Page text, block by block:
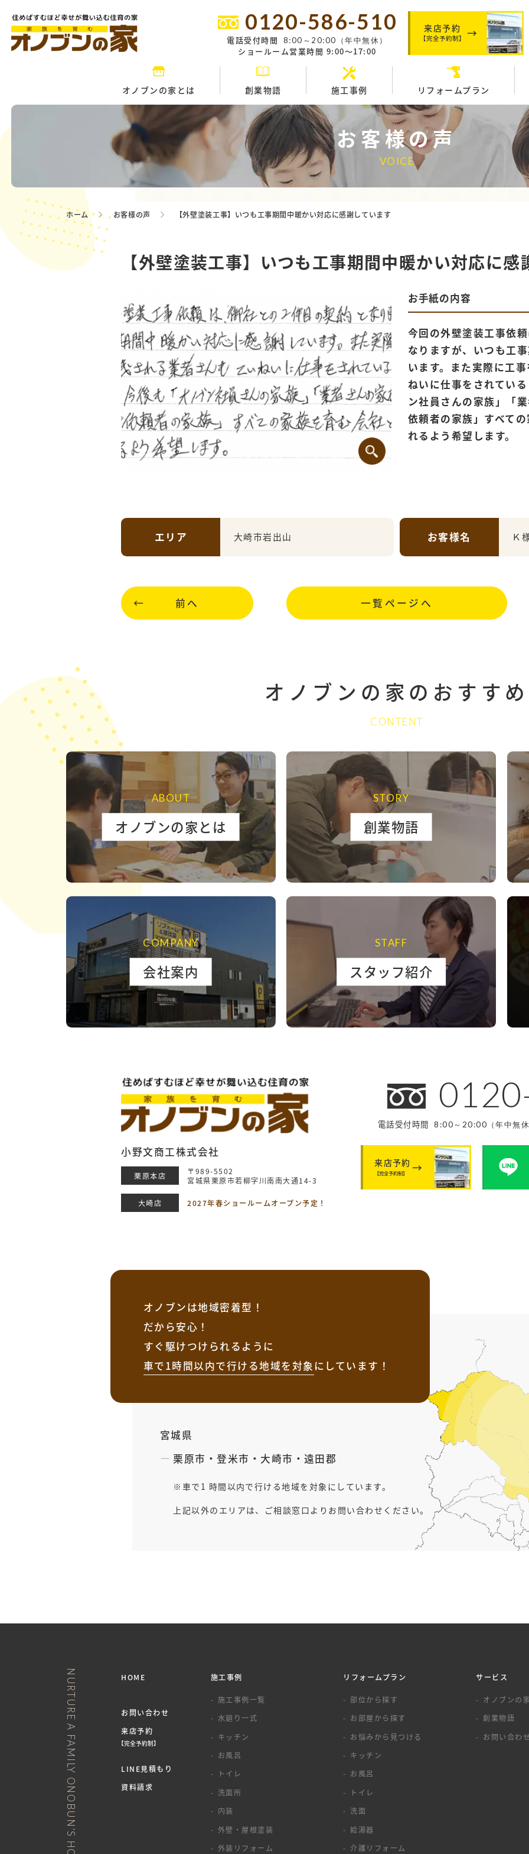
0120-586-510
電話受付時間 8:00～20:00（年中無休）
ショールーム営業時間 9:00～17:00
来店予約
【完全予約制】
オノブンの家とは 創業物語 施工事例 リフォームプラン
お客様の声
VOICE
ホーム お客様の声 【外壁塗装工事】いつも工事期間中暖かい対応に感謝しています
【外壁塗装工事】いつも工事期間中暖かい対応に感
お手紙の内容
今回の外壁塗装工事依
なりますが、いつも工
います。また実際に工
ねいに仕事をされてい
ン社員さんの家族」「
依頼者の家族」すべて
れるよう希望します。
エリア 大崎市岩出山 お客様名 Ｋ
前へ 一覧ページへ
オノブンの家の おすすめ
CONTENT
ABOUT
オノブンの家とは
STORY
創業物語
COMPANY
会社案内
STAFF
スタッフ紹介
小野文商工株式会社
栗原本店
〒989-5502
宮城県栗原市若柳字川南南大通14-3
大崎店 2027年春ショールームオープン予定！
電話受付時間8:00～20:00（年中無
来店予約
【完全予約制】
オノブンは地域密着型！
だから安心！
すぐ駆けつけられるように
車で1時間以内で行ける地域を 対象 にしています！
宮城県
栗原市 ・登米市 ・ 大崎市 ・ 遠田郡
車で1 時間以内で行ける地域を対象にしています。
上記以外のエリアは、ご相談窓口よりお問い合わせください。
NURTURE A FAMILY ONOBUN’S HOUSE HOME
お問い合わせ
来店予約
【完全予約制】
LINE見積もり
資料請求
施工事例
施工事例一覧
水廻り一式
キッチン
お風呂
トイレ
洗面所
内装
外壁・屋根塗装
外装リフォーム
リフォームプラン
部位から探す
お部屋から探す
お悩みから見つける
キッチン
お風呂
トイレ
洗面
給湯器
介護リフォーム
サービス
オノブンの
創業物語
お問い合わ